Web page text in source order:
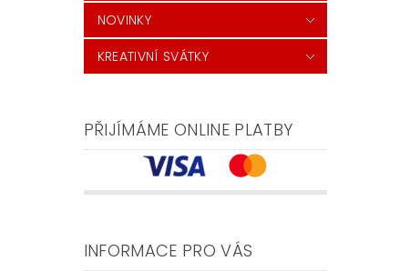
NOVINKY
KREATIVNÍ SVÁTKY
PŘIJÍMÁME ONLINE PLATBY
INFORMACE PRO VÁS